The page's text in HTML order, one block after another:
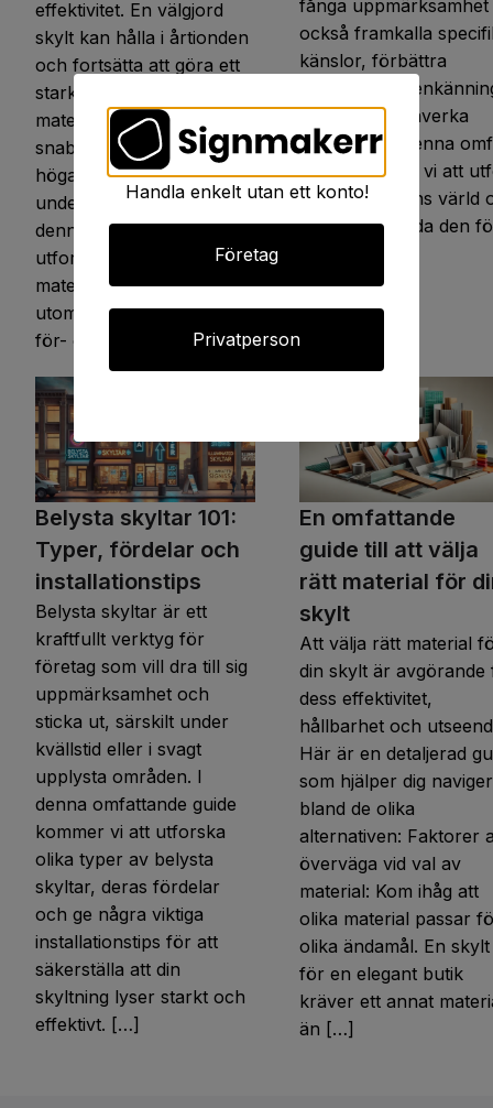
effektivitet. En välgjord
skylt kan hålla i årtionden
och fortsätta att göra ett
starkt intryck, medan fel
materialval kan leda till en
snabb försämring och
höga
underhållskostnader. I
denna djupgående guide
utforskar vi de olika
materialalternativen för
utomhusskyltar, deras
för- och […]
fånga
också framkalla
känslor, förbättra
till och med påverka
köpbeslut. I denna
guide kommer vi att
färgpsykologins värld
du kan använda den
Belysta skyltar 101:
Typer, fördelar och
installationstips
Belysta skyltar är ett
kraftfullt verktyg för
företag som vill dra till sig
uppmärksamhet och
sticka ut, särskilt under
kvällstid eller i svagt
upplysta områden. I
denna omfattande guide
kommer vi att utforska
olika typer av belysta
skyltar, deras fördelar
och ge några viktiga
installationstips för att
säkerställa att din
skyltning lyser starkt och
effektivt. […]
En omfattande
guide till att välja
rätt material för
skylt
Att välja rätt material
din skylt är avgörande
dess effektivitet,
hållbarhet och
Här är en detaljerad
som hjälper dig
bland de olika
alternativen: Faktorer
överväga vid val av
material: Kom ihåg att
olika material passar
olika ändamål. En skylt
för en elegant butik
kräver ett annat
än […]
Handla enkelt utan ett konto!
Företag
Privatperson